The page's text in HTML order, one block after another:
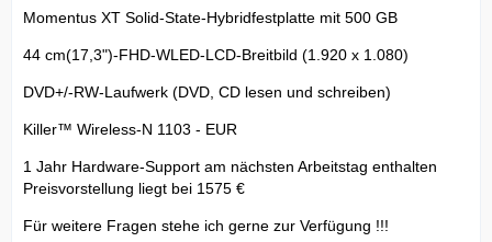
Momentus XT Solid-State-Hybridfestplatte mit 500 GB
44 cm(17,3")-FHD-WLED-LCD-Breitbild (1.920 x 1.080)
DVD+/-RW-Laufwerk (DVD, CD lesen und schreiben)
Killer™ Wireless-N 1103 - EUR
1 Jahr Hardware-Support am nächsten Arbeitstag enthalten
Preisvorstellung liegt bei 1575 €
Für weitere Fragen stehe ich gerne zur Verfügung !!!